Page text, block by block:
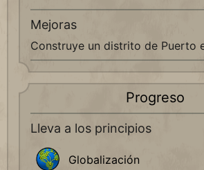
Mejoras
Construye un distrito de Puerto
Progreso
Lleva a los principios
Globalización